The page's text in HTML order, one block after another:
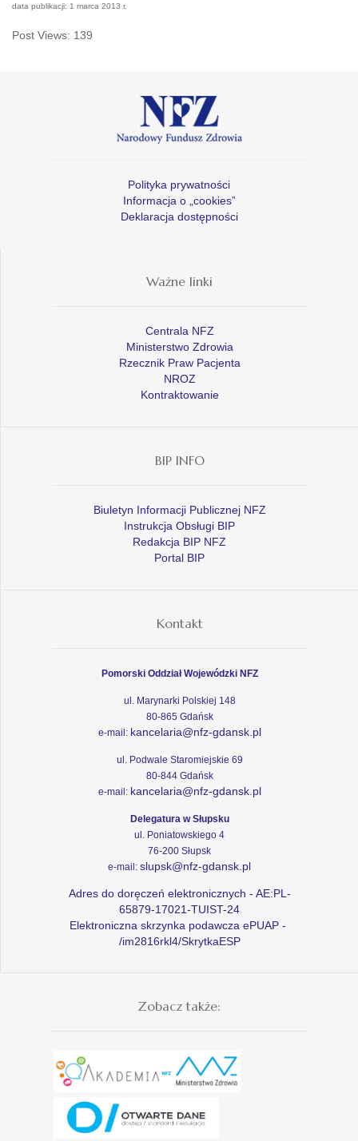
data publikacji: 1 marca 2013 r.
Post Views: 139
Polityka prywatności
Informacja o „cookies”
Deklaracja dostępności
Ważne linki
Centrala NFZ
Ministerstwo Zdrowia
Rzecznik Praw Pacjenta
NROZ
Kontraktowanie
BIP INFO
Biuletyn Informacji Publicznej NFZ
Instrukcja Obsługi BIP
Redakcja BIP NFZ
Portal BIP
Kontakt
Pomorski Oddział Wojewódzki NFZ
ul. Marynarki Polskiej 148
80-865 Gdańsk
e-mail: kancelaria@nfz-gdansk.pl
ul. Podwale Staromiejskie 69
80-844 Gdańsk
e-mail: kancelaria@nfz-gdansk.pl
Delegatura w Słupsku
ul. Poniatowskiego 4
76-200 Słupsk
e-mail: slupsk@nfz-gdansk.pl
Adres do doręczeń elektronicznych - AE:PL-
65879-17021-TUIST-24
Elektroniczna skrzynka podawcza ePUAP -
/im2816rkl4/SkrytkaESP
Zobacz także: